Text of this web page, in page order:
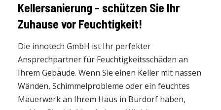
Kellersanierung - schützen Sie Ihr
Zuhause vor Feuchtigkeit!
Die innotech GmbH ist Ihr perfekter
Ansprechpartner für Feuchtigkeitsschäden an
Ihrem Gebäude. Wenn Sie einen Keller mit nassen
Wänden, Schimmelprobleme oder ein feuchtes
Mauerwerk an Ihrem Haus in Burdorf haben,